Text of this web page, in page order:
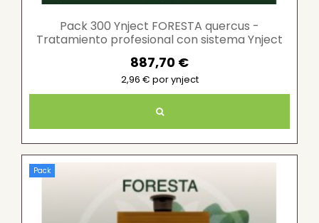
Pack 300 Ynject FORESTA quercus -
Tratamiento profesional con sistema Ynject
887,70 €
2,96 € por ynject
Pack